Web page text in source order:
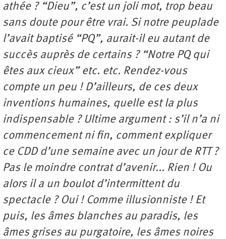
athée ? “Dieu”, c’est un joli mot, trop beau
sans doute pour être vrai. Si notre peuplade
l’avait baptisé “PQ”, aurait-il eu autant de
succès auprès de certains ? “Notre PQ qui
êtes aux cieux” etc. etc. Rendez-vous
compte un peu ! D’ailleurs, de ces deux
inventions humaines, quelle est la plus
indispensable ? Ultime argument : s’il n’a ni
commencement ni fin, comment expliquer
ce CDD d’une semaine avec un jour de RTT ?
Pas le moindre contrat d’avenir... Rien ! Ou
alors il a un boulot d’intermittent du
spectacle ? Oui ! Comme illusionniste ! Et
puis, les âmes blanches au paradis, les
âmes grises au purgatoire, les âmes noires